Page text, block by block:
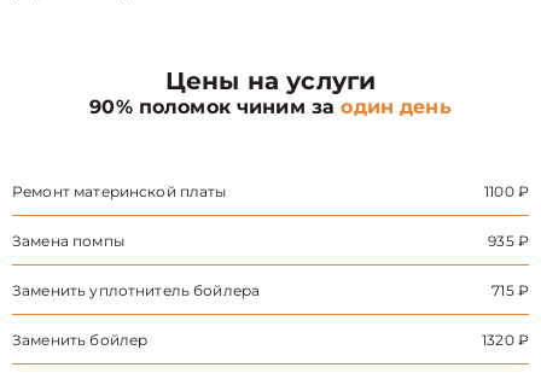
Цены на услуги
90% поломок чиним заодин день
Ремонт материнской платы 1100 ₽
Замена помпы 935 ₽
Заменить уплотнитель бойлера 715 ₽
Заменить бойлер 1320 ₽